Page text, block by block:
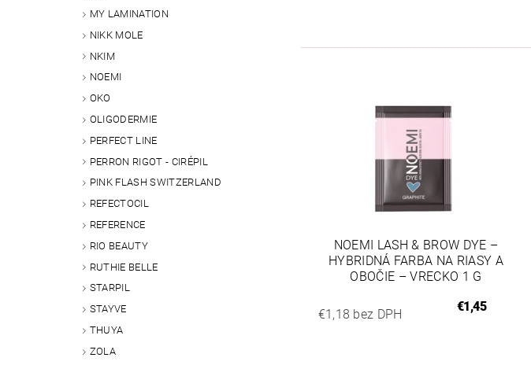
MY LAMINATION
NIKK MOLE
NKIM
NOEMI
OKO
OLIGODERMIE
PERFECT LINE
PERRON RIGOT - CIRÉPIL
PINK FLASH SWITZERLAND
REFECTOCIL
REFERENCE
RIO BEAUTY
RUTHIE BELLE
STARPIL
STAYVE
THUYA
ZOLA
NOEMI LASH & BROW DYE –
HYBRIDNÁ FARBA NA RIASY A
OBOČIE – VRECKO 1 G
€1,18 bez DPH
€1,45